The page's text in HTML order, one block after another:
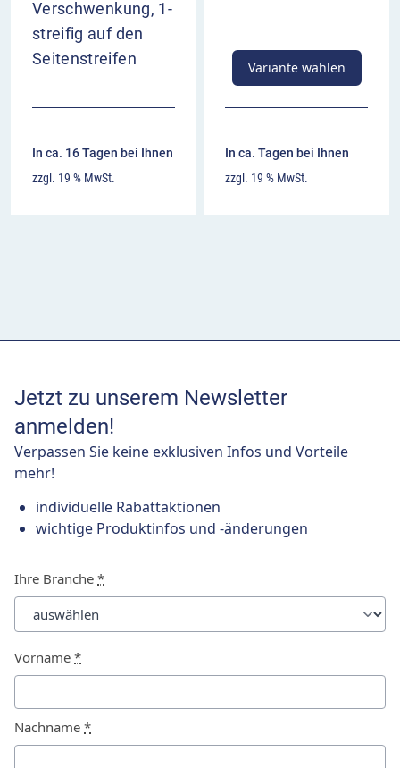
Verschwenkung, 1-
streifig auf den
Seitenstreifen
In ca. 16 Tagen bei Ihnen
zzgl. 19 % MwSt.
Variante wählen
In ca. Tagen bei Ihnen
zzgl. 19 % MwSt.
Jetzt zu unserem Newsletter
anmelden!
Verpassen Sie keine exklusiven Infos und Vorteile
mehr!
individuelle Rabattaktionen
wichtige Produktinfos und -änderungen
Ihre Branche *
Vorname *
Nachname *